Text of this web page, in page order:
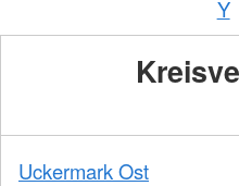
Y
Uckermark Ost